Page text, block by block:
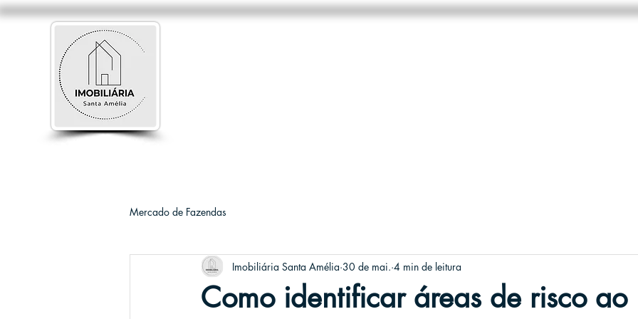
Mercado de Fazendas
Como identificar áreas de risco ao
Imobiliária Santa Amélia 30 de mai. 4 min de leitura